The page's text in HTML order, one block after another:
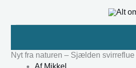
Nyt fra naturen – Sjælden
AfMikkel